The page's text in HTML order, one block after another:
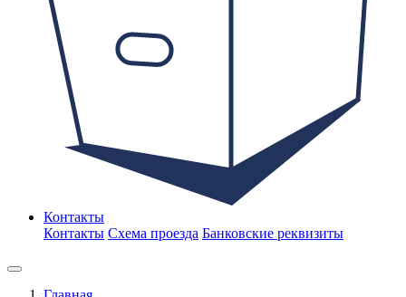
Контакты
Контакты Схема проезда Банковские реквизиты